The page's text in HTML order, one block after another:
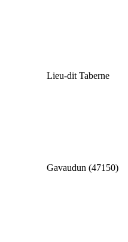
Lieu-dit Taberne
Gavaudun (47150)